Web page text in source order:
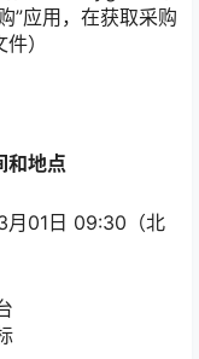
”应用，在获取采购
）
和地点
01日 09:30（北